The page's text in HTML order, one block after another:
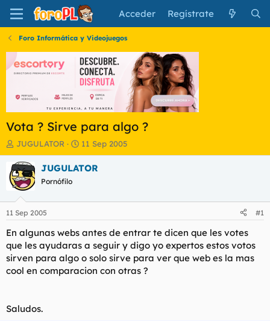
Acceder Regístrate
Foro Informática y Videojuegos
Vota ? Sirve para algo ?
I
n
i
c
i
a
d
o
r
e
t
a
JUGULATOR
F
e
c
i
n
c
i
o
11 Sep 2005
JUGULATOR
Pornófilo
11 Sep 2005 #1
En algunas webs antes de entrar te dicen que les votes
que les ayudaras a seguir y digo yo expertos estos votos
sirven para algo o solo sirve para ver que web es la mas
cool en comparacion con otras ?
Saludos.